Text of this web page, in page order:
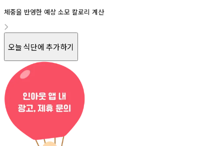
체중을 반영한 예상 소모 칼로리 계산
오늘 식단에 추가하기